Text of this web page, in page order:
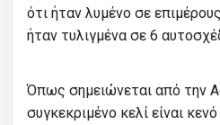
ότι ήταν λυμένο σε
ήταν τυλιγμένα σε 6
Όπως σημειώνεται από την
συγκεκριμένο κελί είναι